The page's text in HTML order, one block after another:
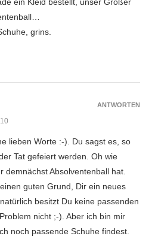
grins.
lieben Worte :-). Du sagst es, so
Tat gefeiert werden. Oh wie
demnächst Absolventenball hat.
guten Grund, Dir ein neues
besitzt Du keine passenden
nicht ;-). Aber ich bin mir
noch passende Schuhe findest.
ANTWORTEN